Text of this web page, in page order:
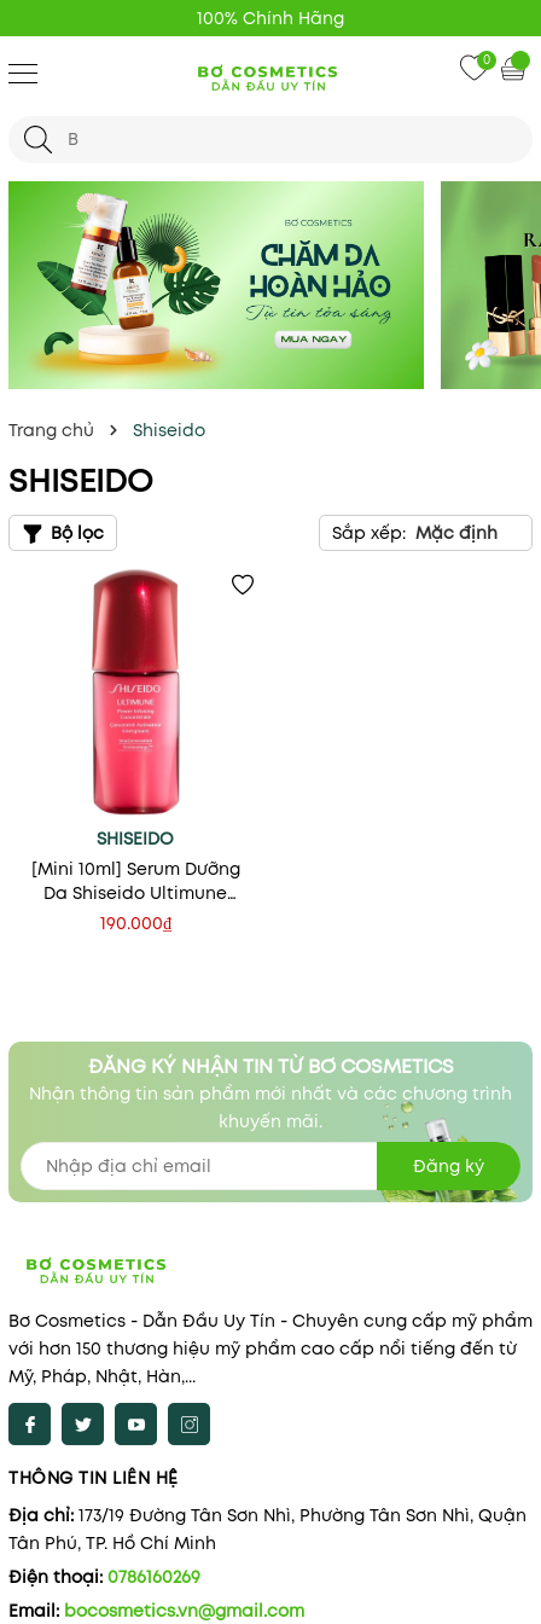
100% Chính Hãng
0
Trang chủ Shiseido
SHISEIDO
Bộ lọc Sắp xếp: Mặc định
SHISEIDO
[Mini 10ml] Serum Dưỡng
Da Shiseido Ultimune
Power Infusing
190.000₫
ĐĂNG KÝ NHẬN TIN TỪ BƠ COSMETICS
Nhận thông tin sản phẩm mới nhất và các chương trình
khuyến mãi.
Đăng ký
Bơ Cosmetics - Dẫn Đầu Uy Tín - Chuyên cung cấp mỹ phẩm
với hơn 150 thương hiệu mỹ phẩm cao cấp nổi tiếng đến từ
Mỹ, Pháp, Nhật, Hàn,...
THÔNG TIN LIÊN HỆ
Địa chỉ: 173/19 Đường Tân Sơn Nhì, Phường Tân Sơn Nhì, Quận
Tân Phú, TP. Hồ Chí Minh
Điện thoại: 0786160269
Email: bocosmetics.vn@gmail.com